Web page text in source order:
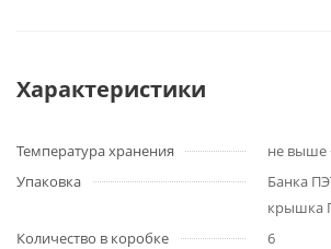
Характеристики
Температура хранения
не выше
Упаковка
Банка
крышка
Количество в коробке
6